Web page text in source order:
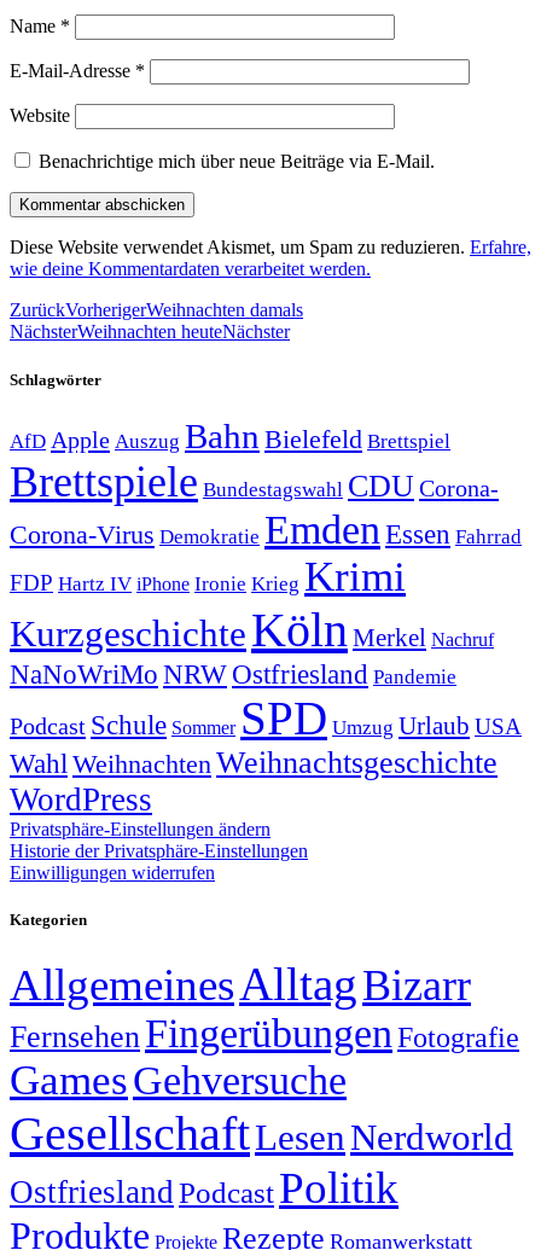
Name *
E-Mail-Adresse *
Website
Benachrichtige mich über neue Beiträge via E-Mail.
Diese Website verwendet Akismet, um Spam zu reduzieren. Erfahre,
wie deine Kommentardaten verarbeitet werden.
ZurückVorherigerWeihnachten damals
NächsterWeihnachten heuteNächster
Schlagwörter
AfD Apple Auszug Bahn Bielefeld Brettspiel
Brettspiele Bundestagswahl CDUCorona-
Corona-Virus Demokratie Emden Essen Fahrrad
FDP Hartz IV iPhone Ironie Krieg Krimi
KurzgeschichteKöln Merkel Nachruf
NaNoWriMo NRWOstfriesland Pandemie
Podcast Schule Sommer SPD Umzug Urlaub USA
Wahl Weihnachten Weihnachtsgeschichte
WordPress
Privatsphäre-Einstellungen ändern
Historie der Privatsphäre-Einstellungen
Einwilligungen widerrufen
Kategorien
AllgemeinesAlltagBizarr
FernsehenFingerübungen Fotografie
GamesGehversuche
GesellschaftLesenNerdworld
OstfrieslandPodcastPolitik
Produkte Projekte Rezepte Romanwerkstatt